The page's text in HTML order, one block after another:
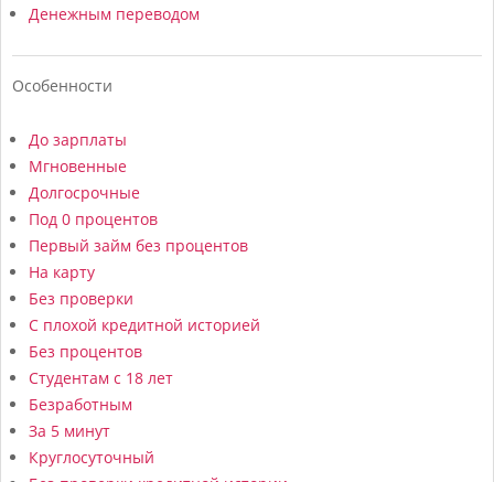
Денежным переводом
Особенности
До зарплаты
Мгновенные
Долгосрочные
Под 0 процентов
Первый займ без процентов
На карту
Без проверки
С плохой кредитной историей
Без процентов
Студентам с 18 лет
Безработным
За 5 минут
Круглосуточный